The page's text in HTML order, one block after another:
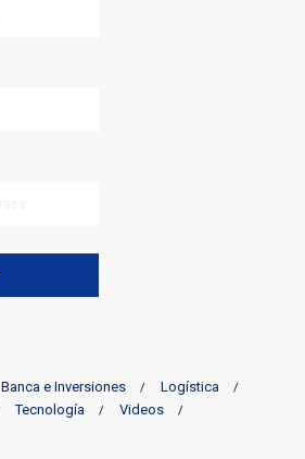
Banca e Inversiones
Logística
Tecnología
Videos